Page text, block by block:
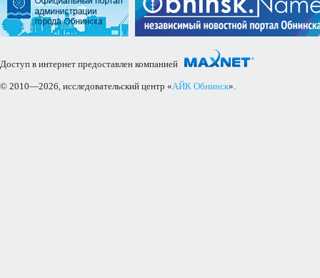
Доступ в интернет предоставлен компанией
© 2010—2026, исследовательский центр «АЙК Обнинск».